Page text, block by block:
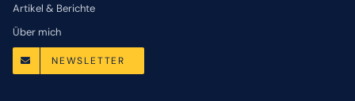
Artikel & Berichte
Über mich
NEWSLETTER